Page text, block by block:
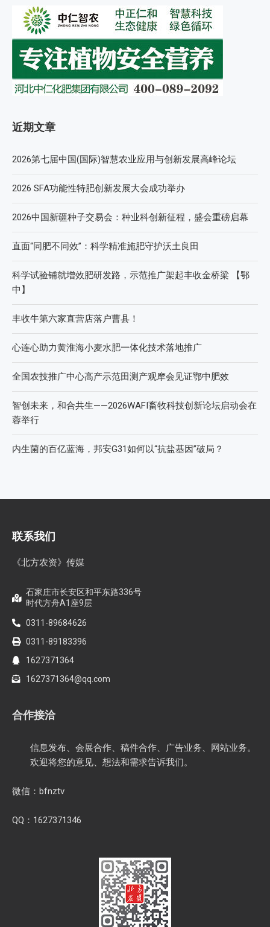
近期文章
2026第七届中国(国际)智慧农业应用与创新发展高峰论坛
2026 SFA功能性特肥创新发展大会成功举办
2026中国新疆种子交易会：种业科创新征程，盛会重磅启幕
直面“同肥不同效”：科学精准施肥守护沃土良田
科学试验铺就增效肥研发路，示范推广架起丰收金桥梁 【鄂
中】
丰收牛第六家直营店落户曹县！
心连心助力黄淮海小麦水肥一体化技术落地推广
全国农技推广中心高产示范田测产观摩会见证鄂中肥效
智创未来，和合共生——2026WAFI畜牧科技创新论坛启动会在
蓉举行
内生菌的百亿蓝海，邦安G31如何以“抗盐基因”破局？
联系我们
《北方农资》传媒
石家庄市长安区和平东路336号
时代方舟A1座9层
0311-89684626
0311-89183396
1627371364
1627371364@qq.com
合作接洽
信息发布、会展合作、稿件合作、广告业务、网站业务。
欢迎将您的意见、想法和需求告诉我们。
微信：bfnztv
QQ：1627371346